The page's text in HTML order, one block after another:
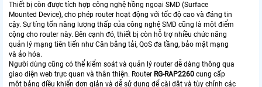
Thiết bị còn được tích hợp công nghệ hồng ngoại SMD (Surface
Mounted Device), cho phép router hoạt động với tốc độ cao và đáng tin
cậy. Sự tíng tốn năng lượng thấp của công nghệ SMD cũng là một điểm
cộng cho router này. Bên cạnh đó, thiết bị còn hỗ trợ nhiều chức năng
quản lý mạng tiên tiến như Cân bằng tải, QoS đa tầng, bảo mật mạng
và ảo hóa.
Người dùng cũng có thể kiểm soát và quản lý router dễ dàng thông qua
giao diện web trực quan và thân thiện. Router RG-RAP2260 cung cấp
một bảng điều khiển đơn giản và dễ sử dụng để cài đặt và tùy chỉnh các